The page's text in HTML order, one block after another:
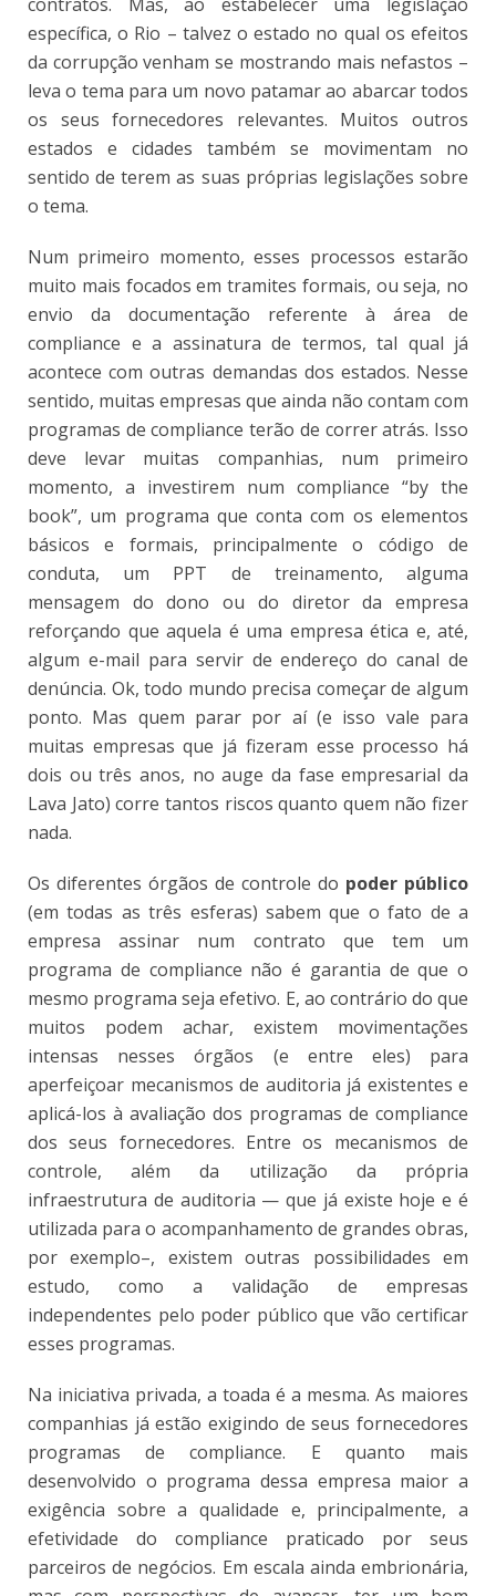
específica, o Rio – talvez o estado no qual os efeitos
da corrupção venham se mostrando mais nefastos –
leva o tema para um novo patamar ao abarcar todos
os seus fornecedores relevantes. Muitos outros
estados e cidades também se movimentam no
sentido de terem as suas próprias legislações sobre
o tema.
Num primeiro momento, esses processos estarão
muito mais focados em tramites formais, ou seja, no
envio da documentação referente à área de
compliance e a assinatura de termos, tal qual já
acontece com outras demandas dos estados. Nesse
sentido, muitas empresas que ainda não contam com
programas de compliance terão de correr atrás. Isso
deve levar muitas companhias, num primeiro
momento, a investirem num compliance “by the
book”, um programa que conta com os elementos
básicos e formais, principalmente o código de
conduta, um PPT de treinamento, alguma
mensagem do dono ou do diretor da empresa
reforçando que aquela é uma empresa ética e, até,
algum e-mail para servir de endereço do canal de
denúncia. Ok, todo mundo precisa começar de algum
ponto. Mas quem parar por aí (e isso vale para
muitas empresas que já fizeram esse processo há
dois ou três anos, no auge da fase empresarial da
Lava Jato) corre tantos riscos quanto quem não fizer
nada.
Os diferentes órgãos de controle do poder público
(em todas as três esferas) sabem que o fato de a
empresa assinar num contrato que tem um
programa de compliance não é garantia de que o
mesmo programa seja efetivo. E, ao contrário do que
muitos podem achar, existem movimentações
intensas nesses órgãos (e entre eles) para
aperfeiçoar mecanismos de auditoria já existentes e
aplicá-los à avaliação dos programas de compliance
dos seus fornecedores. Entre os mecanismos de
controle, além da utilização da própria
infraestrutura de auditoria — que já existe hoje e é
utilizada para o acompanhamento de grandes obras,
por exemplo–, existem outras possibilidades em
estudo, como a validação de empresas
independentes pelo poder público que vão certificar
esses programas.
Na iniciativa privada, a toada é a mesma. As maiores
companhias já estão exigindo de seus fornecedores
programas de compliance. E quanto mais
desenvolvido o programa dessa empresa maior a
exigência sobre a qualidade e, principalmente, a
efetividade do compliance praticado por seus
parceiros de negócios. Em escala ainda embrionária,